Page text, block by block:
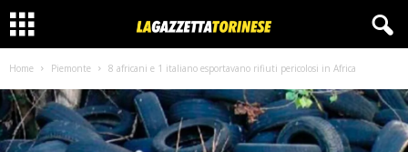
Home Piemonte 8 africani e 1 italiano esportavano rifiuti pericolosi in Africa